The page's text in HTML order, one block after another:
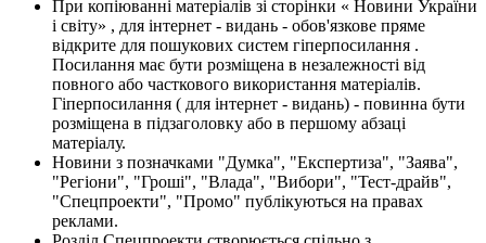
При копіюванні матеріалів зі сторінки « Новини України
і світу» , для інтернет - видань - обов'язкове пряме
відкрите для пошукових систем гіперпосилання .
Посилання має бути розміщена в незалежності від
повного або часткового використання матеріалів.
Гіперпосилання ( для інтернет - видань) - повинна бути
розміщена в підзаголовку або в першому абзаці
матеріалу.
Новини з позначками "Думка", "Експертиза", "Заява",
"Регіони", "Гроші", "Влада", "Вибори", "Тест-драйв",
"Спецпроекти", "Промо" публікуються на правах
реклами.